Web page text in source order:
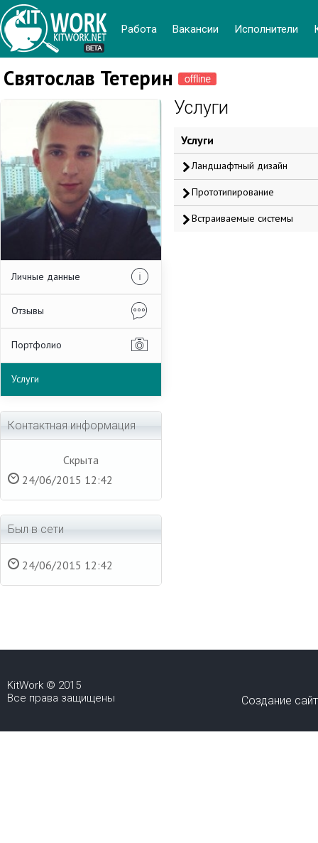
Работа Вакансии Иcполнители
Святослав Тетерин
Личные данные
Отзывы
Портфолио
Услуги
Контактная информация
Скрыта
24/06/2015 12:42
Был в сети
24/06/2015 12:42
Услуги
Услуги
Ландшафтный дизайн
Прототипирование
Встраиваемые системы
KitWork © 2015
Все права защищены
Создание